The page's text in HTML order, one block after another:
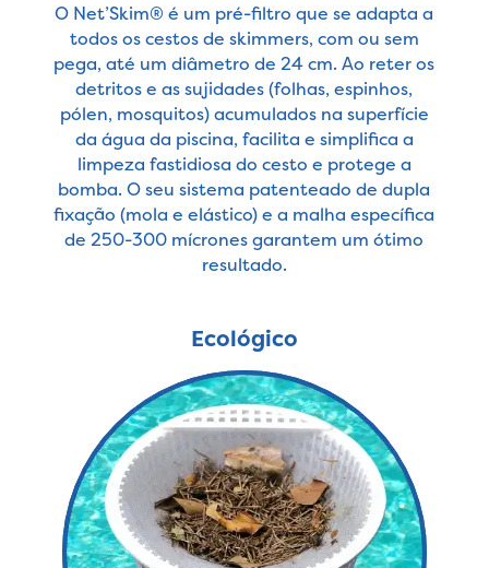
O Net’Skim® é um pré-filtro que se adapta a
todos os cestos de skimmers, com ou sem
pega, até um diâmetro de 24 cm. Ao reter os
detritos e as sujidades (folhas, espinhos,
pólen, mosquitos) acumulados na superfície
da água da piscina, facilita e simplifica a
limpeza fastidiosa do cesto e protege a
bomba. O seu sistema patenteado de dupla
fixação (mola e elástico) e a malha específica
de 250-300 mícrones garantem um ótimo
resultado.
Ecológico